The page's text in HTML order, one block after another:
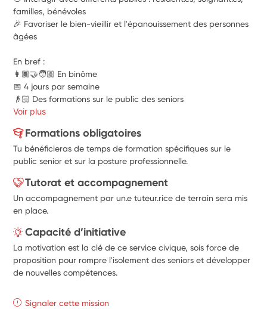
familles, bénévoles
🎉 Favoriser le bien-vieillir et l'épanouissement des personnes
âgées
En bref :
👩🏾‍🤝‍🧑🏼 En binôme
📅 4 jours par semaine
👴🏻 Des formations sur le public des seniors
Voir plus
Formations obligatoires
Tu bénéficieras de temps de formation spécifiques sur le
public senior et sur la posture professionnelle.
Tutorat et accompagnement
Un accompagnement par un.e tuteur.rice de terrain sera mis
en place.
Capacité d’initiative
La motivation est la clé de ce service civique, sois force de
proposition pour rompre l'isolement des seniors et développer
de nouvelles compétences.
Signaler cette mission